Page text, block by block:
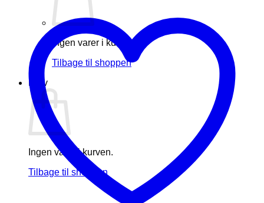
Ingen varer i kurven.
Tilbage til shoppen
Kurv
Ingen varer i kurven.
Tilbage til shoppen